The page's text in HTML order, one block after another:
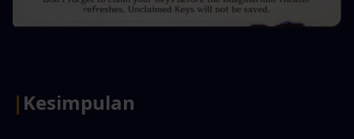
| Kesimpulan